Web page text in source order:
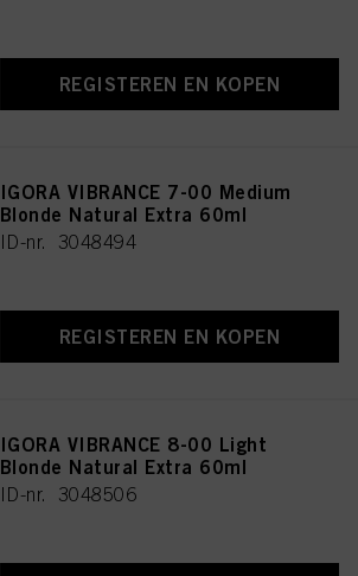
REGISTEREN EN KOPEN
IGORA VIBRANCE 7-00 Medium
Blonde Natural Extra 60ml
ID-nr. 3048494
REGISTEREN EN KOPEN
IGORA VIBRANCE 8-00 Light
Blonde Natural Extra 60ml
ID-nr. 3048506